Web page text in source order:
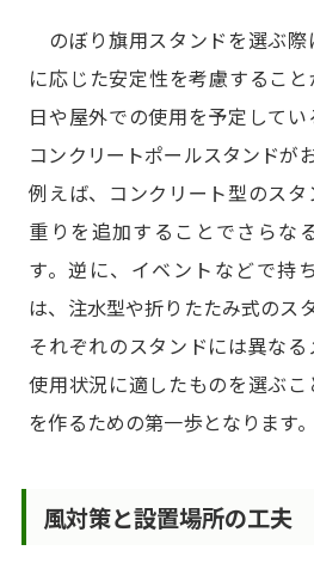
のぼり旗用スタンドを選ぶ際
に応じた安定性を考慮するこ
日や屋外での使用を予定して
コンクリートポールスタンドが
例えば、コンクリート型のスタ
重りを追加することでさらな
す。逆に、イベントなどで持
は、注水型や折りたたみ式のス
それぞれのスタンドには異なる
使用状況に適したものを選ぶ
を作るための第一歩となります。
風対策と設置場所の工夫